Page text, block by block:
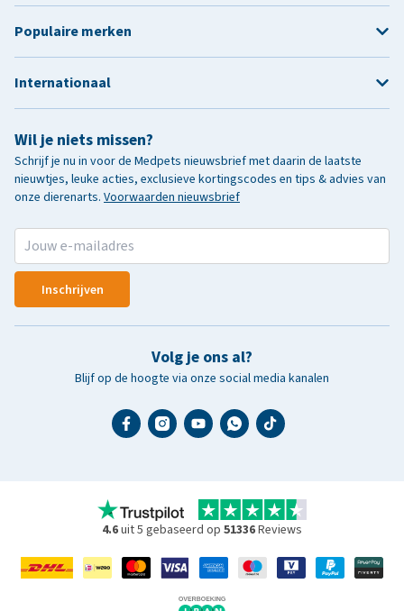
Wil je niets missen?
Schrijf je nu in voor de Medpets nieuwsbrief met daarin de laatste
nieuwtjes, leuke acties, exclusieve kortingscodes en tips & advies van
onze dierenarts. Voorwaarden nieuwsbrief
Inschrijven
Volg je ons al?
Blijf op de hoogte via onze social media kanalen
Populaire merken
Internationaal
4.6uit 5 gebaseerd op 51336Reviews